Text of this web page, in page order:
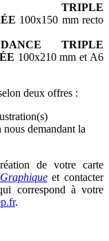
TRIPLE
100x150 mm recto
TRIPLE
100x210 mm et A6
deux offres :
demandant la
de votre carte
et contacter
correspond à votre
.